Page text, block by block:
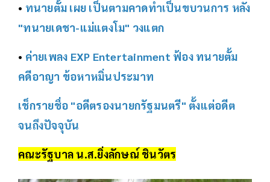
• ทนายตั้ม เผย เป็นตามคาดทำเป็นขบวนการ หลัง
"ทนายเดชา-แม่แตงโม" วงแตก
• ค่ายเพลง EXP Entertainment ฟ้อง ทนายตั้ม
คดีอาญา ข้อหาหมิ่นประมาท
เช็กรายชื่อ "อดีตรองนายกรัฐมนตรี" ตั้งแต่อดีต
จนถึงปัจจุบัน
คณะรัฐบาล น.ส.ยิ่งลักษณ์ ชินวัตร